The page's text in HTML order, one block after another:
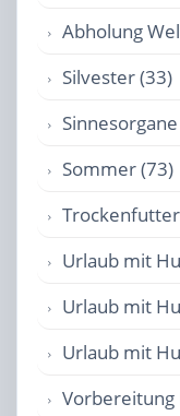
Abholung
Silvester (33)
Sommer (73)
Urlaub mit
Urlaub mit
Urlaub mit
Vorbereitung